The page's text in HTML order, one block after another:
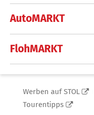
AutoMARKT
FlohMARKT
Werben auf STOL
Tourentipps